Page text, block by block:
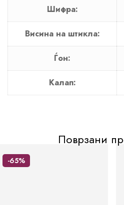
Шифра:
Висина на штикла:
Ѓон:
Калап:
Поврзани
-65%